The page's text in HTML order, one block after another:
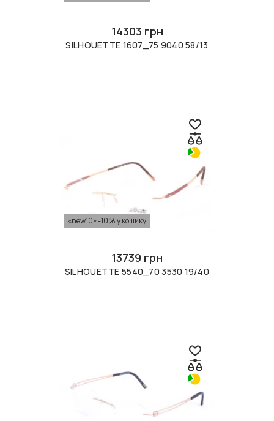
14303 грн
SILHOUETTE 1607_75 9040 58/13
«new10» -10% у кошику
13739 грн
SILHOUETTE 5540_70 3530 19/40